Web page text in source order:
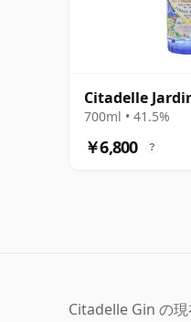
Citadelle
700ml • 41.5%
￥6,800 ?
Citadelle Gin の